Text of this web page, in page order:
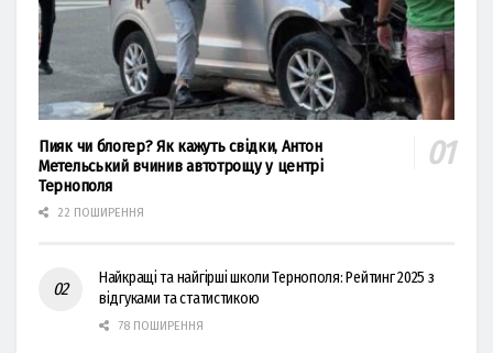
Пияк чи блогер? Як кажуть свідки, Антон
Метельський вчинив автотрощу у центрі
Тернополя
22 ПОШИРЕННЯ
Найкращі та найгірші школи Тернополя: Рейтинг 2025 з
відгуками та статистикою
78 ПОШИРЕННЯ